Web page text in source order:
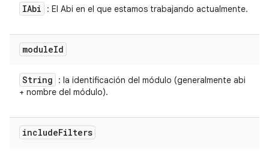
IAbi : El Abi en el que estamos trabajando actualmente.
moduleId
String
: la identificación del módulo (generalmente abi
+ nombre del módulo).
includeFilters